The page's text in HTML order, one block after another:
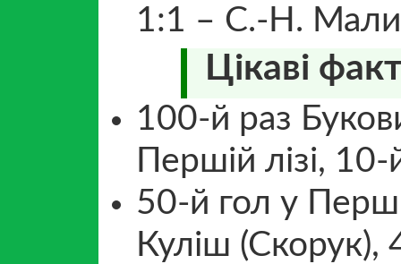
1:1 – С.-Н.
Цікаві
100-й раз
Першій лізі,
50-й гол у
Куліш